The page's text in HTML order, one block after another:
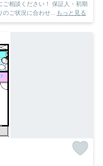
さい！ 保証人・初期
のご状況に合わせ... もっと見る